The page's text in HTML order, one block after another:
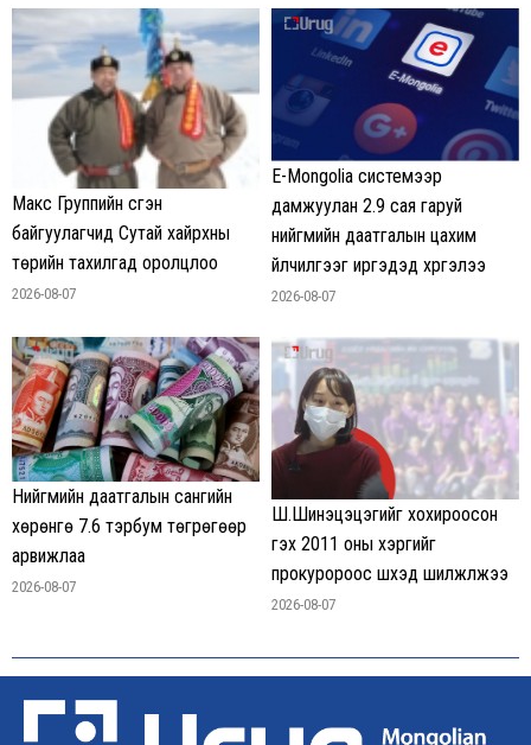
Макс Группийн үүсгэн
байгуулагчид Сутай хайрхны
төрийн тахилгад оролцлоо
2026-08-07
E-Mongolia системээр
дамжуулан 2.9 сая гаруй
нийгмийн даатгалын цахим
үйлчилгээг иргэдэд хүргэлээ
2026-08-07
Нийгмийн даатгалын сангийн
хөрөнгө 7.6 тэрбум төгрөгөөр
арвижлаа
2026-08-07
Ш.Шинэцэцэгийг хохироосон
гэх 2011 оны хэргийг
прокуророос шүүхэд шилжүүлжээ
2026-08-07